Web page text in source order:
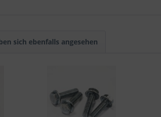
sich ebenfalls angesehen